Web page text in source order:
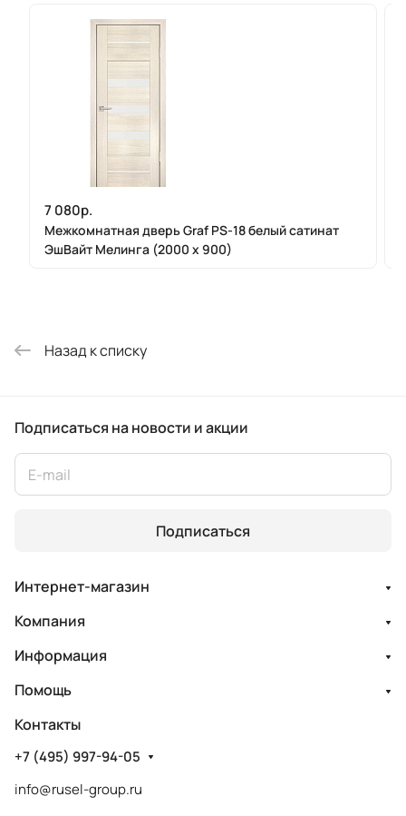
7 080р.
Межкомнатная дверь Graf PS-18 белый сатинат
ЭшВайт Мелинга (2000 х 900)
Назад к списку
Подписаться на новости и акции
Подписаться
Интернет-магазин
Компания
Информация
Помощь
Контакты
+7 (495) 997-94-05
info@rusel-group.ru